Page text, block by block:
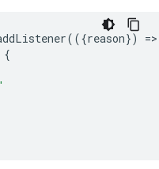
(({reason}) =>
{